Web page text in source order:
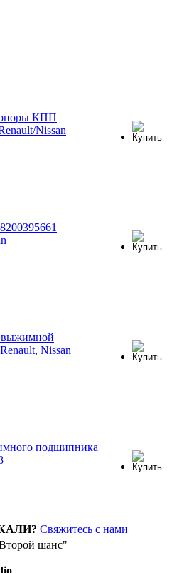
КПП
Nissan
Nissan
подшипника
Свяжитесь с нами
шанс"